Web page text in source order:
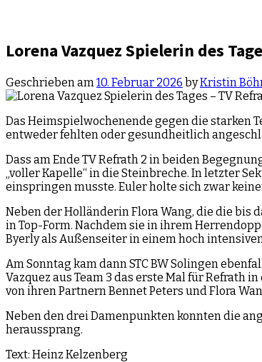
Lorena Vazquez Spielerin des
Geschrieben am 10. Februar 2026 byKristin
Das Heimspielwochenende gegen die starken
entweder fehlten oder gesundheitlich
Dass am Ende TV Refrath 2 in beiden
„voller Kapelle“ in die Steinbreche. In letzter
einspringen musste. Euler holte sich zwar
Neben der Holländerin Flora Wang, die die bis
in Top-Form. Nachdem sie in ihrem
Byerly als Außenseiter in einem hoch
Am Sonntag kam dann STC BW Solingen
Vazquez aus Team 3 das erste Mal für Refrath
von ihren Partnern Bennet Peters und Flora
Neben den drei Damenpunkten konnten die
heraussprang.
Text: Heinz Kelzenberg